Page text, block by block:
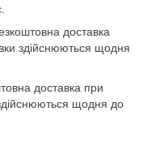
доставка
здійснюються щодня
доставка при
щодня до